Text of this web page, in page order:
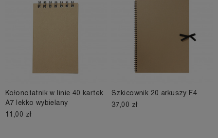
Kołonotatnik w linie 40 kartek
A7 lekko wybielany
11,00 zł
Szkicownik 20 arkuszy F4
37,00 zł